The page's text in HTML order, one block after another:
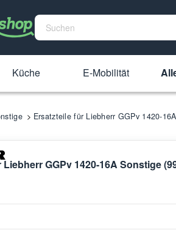
Küche E-Mobilität
Ersatzteile für Liebherr GGPv 1420-
GGPv 1420-16A Sonstige